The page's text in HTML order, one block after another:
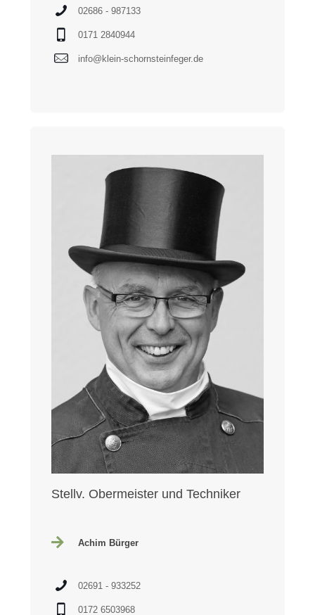
02686 - 987133
0171 2840944
info@klein-schornsteinfeger.de
Stellv. Obermeister und Techniker
Achim Bürger
02691 - 933252
0172 6503968